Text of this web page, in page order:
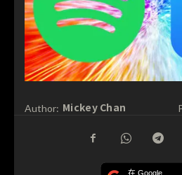
Author: Mickey Chan
在 Google